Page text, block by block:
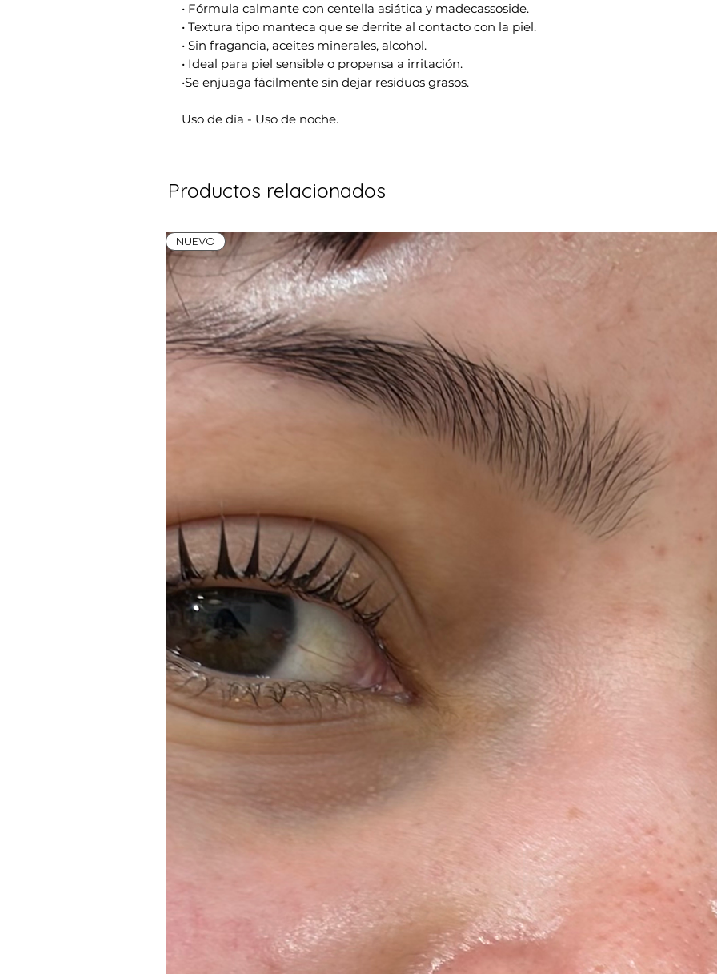
• Fórmula calmante con centella asiática y madecassoside.
• Textura tipo manteca que se derrite al contacto con la piel.
• Sin fragancia, aceites minerales, alcohol.
• Ideal para piel sensible o propensa a irritación.
•Se enjuaga fácilmente sin dejar residuos grasos.
Uso de día - Uso de noche.
Productos relacionados
NUEVO